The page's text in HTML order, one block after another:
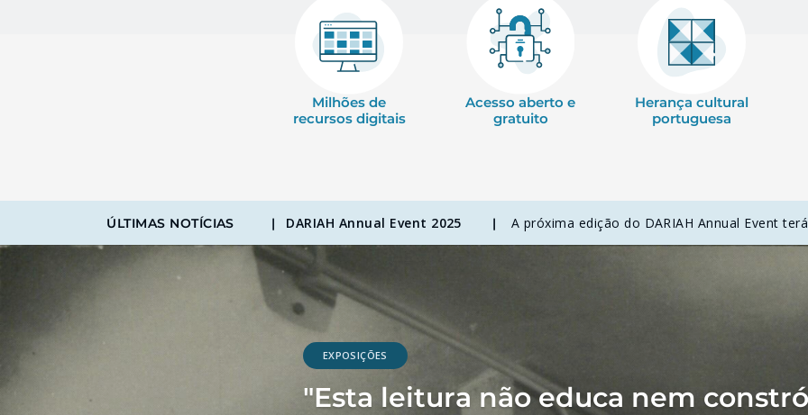
Milhões de
recursos digitais
Acesso aberto e
gratuito
Herança cultural
portuguesa
ÚLTIMAS NOTÍCIAS | DARIAH Annual Event 2025 | A próxima edição do DARIAH Annual Event
EXPOSIÇÕES
...Tempos de cura